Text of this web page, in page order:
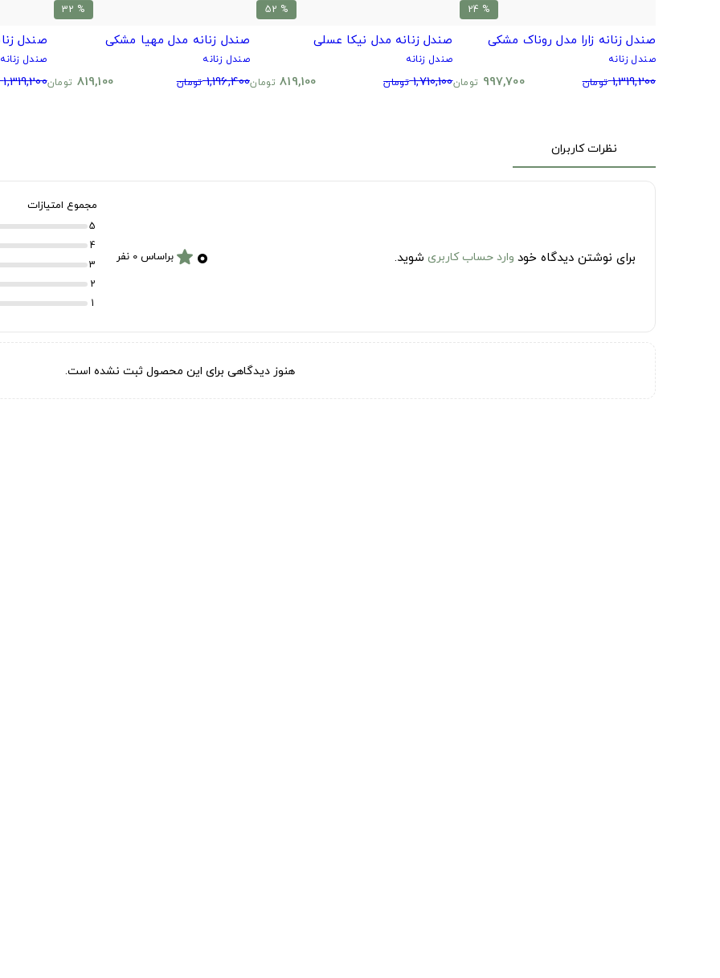
% 24
صندل زنانه زارا مدل روناک مشکی
صندل زنانه
1,319,200 تومان 997,700 تومان
% 52
صندل زنانه مدل نیکا عسلی
صندل زنانه
1,710,100 تومان 819,100 تومان
% 32
صندل زنانه مدل مهیا مشکی
صندل زنانه
1,196,400 تومان 819,100 تومان
صندل
صندل زنانه
1,319,200
نظرات کاربران
برای نوشتن دیدگاه خود وارد حساب کاربری شوید. ۰ starبراساس 0 نفر
مجموع امتیازات
5
4
3
2
1
هنوز دیدگاهی برای این محصول ثبت نشده است.